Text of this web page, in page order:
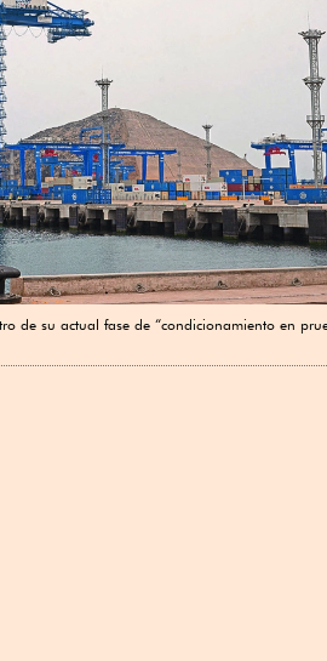
de su actual fase de “condicionamiento en